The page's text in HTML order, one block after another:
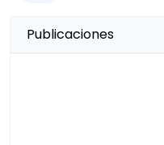
Publicaciones